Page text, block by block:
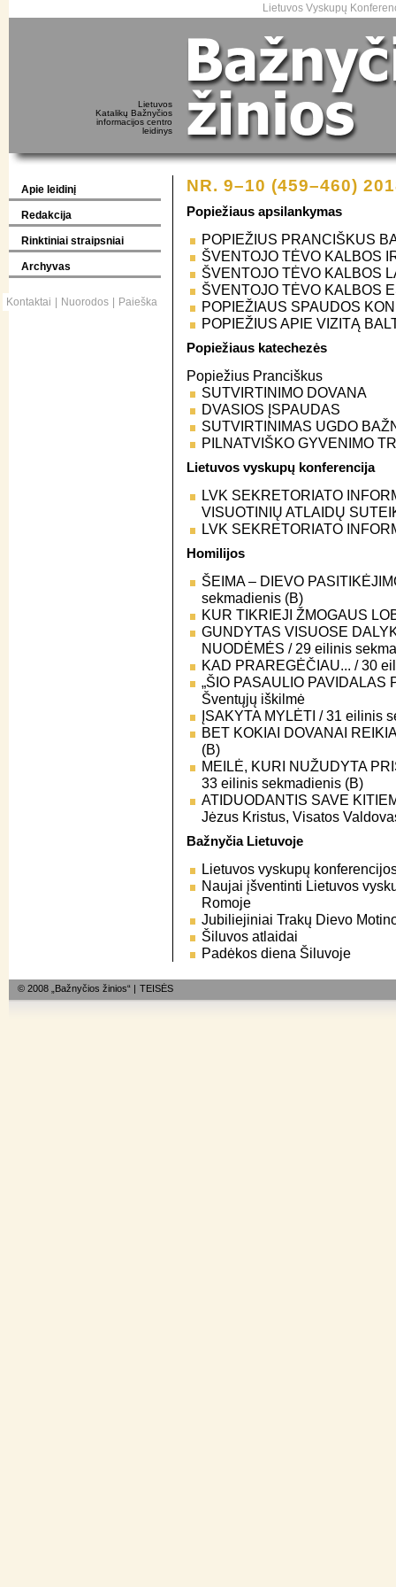
Lietuvos Vyskupų
Lietuvos
Katalikų Bažnyčios
informacijos centro
leidinys
Apie leidinį
Redakcija
Rinktiniai straipsniai
Archyvas
Kontaktai Nuorodos Paieška
NR. 9–10 (459–460)
Popiežiaus apsilankymas
POPIEŽIUS PRANCIŠKUS
ŠVENTOJO TĖVO KALBOS
ŠVENTOJO TĖVO KALBOS
ŠVENTOJO TĖVO KALBOS
POPIEŽIAUS SPAUDOS
POPIEŽIUS APIE VIZITĄ
Popiežiaus katechezės
Popiežius Pranciškus
SUTVIRTINIMO DOVANA
DVASIOS ĮSPAUDAS
SUTVIRTINIMAS UGDO
PILNATVIŠKO GYVENIMO
Lietuvos vyskupų konferencija
LVK SEKRETORIATO
VISUOTINIŲ ATLAIDŲ
LVK SEKRETORIATO
Homilijos
ŠEIMA – DIEVO
sekmadienis (B)
KUR TIKRIEJI ŽMOGAUS
GUNDYTAS VISUOSE
NUODĖMĖS / 29 eilinis
KAD PRAREGĖČIAU... / 30
„ŠIO PASAULIO PAVIDALAS
Šventųjų iškilmė
ĮSAKYTA MYLĖTI / 31 eilinis
BET KOKIAI DOVANAI
(B)
MEILĖ, KURI NUŽUDYTA
33 eilinis sekmadienis (B)
ATIDUODANTIS SAVE
Jėzus Kristus, Visatos
Bažnyčia Lietuvoje
Lietuvos vyskupų
Naujai įšventinti Lietuvos
Romoje
Jubiliejiniai Trakų Dievo
Šiluvos atlaidai
Padėkos diena Šiluvoje
© 2008 „Bažnyčios žinios“ | TEISĖS